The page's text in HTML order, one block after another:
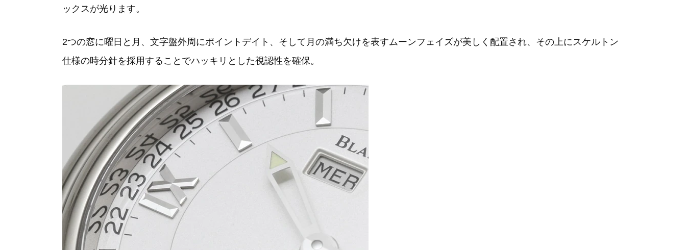
ックスが光ります。
2つの窓に曜日と月、文字盤外周にポイントデイト、そして月の満ち欠けを表すムーンフェイズが美しく配置され、その上にスケルトン
仕様の時分針を採用することでハッキリとした視認性を確保。